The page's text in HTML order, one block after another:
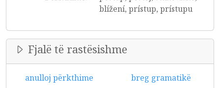
blížení, prístup, prístupu
Fjalë të rastësishme
anulloj përkthime
breg gramatikë